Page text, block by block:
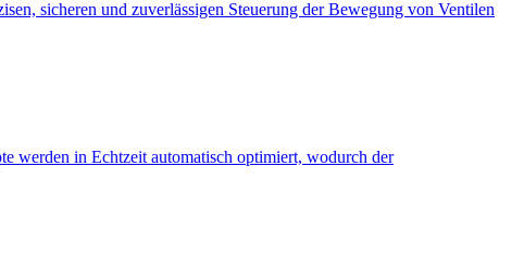
sicheren und zuverlässigen Steuerung der Bewegung von Ventilen
werden in Echtzeit automatisch optimiert, wodurch der